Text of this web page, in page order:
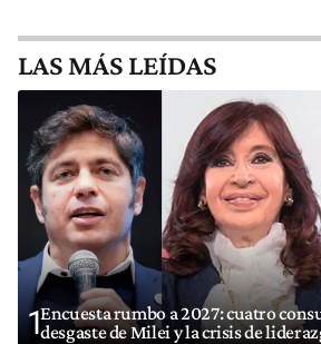
LAS MÁS LEÍDAS
1Encuesta rumbo a 2027: cuatro
desgaste de Milei y la crisis de